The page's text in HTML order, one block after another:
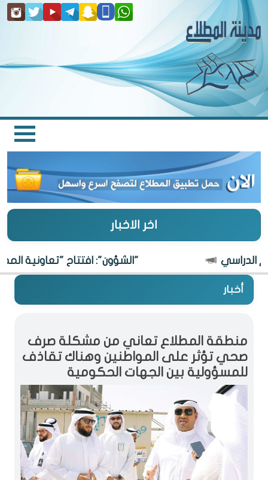
اخر الاخبار
"الشؤون": افتتاح "تعاونية المطلاع" 27
أخبار
منطقة المطلاع تعاني من مشكلة صرف
صحي تؤثر على المواطنين وهناك تقاذف
للمسؤولية بين الجهات الحكومية